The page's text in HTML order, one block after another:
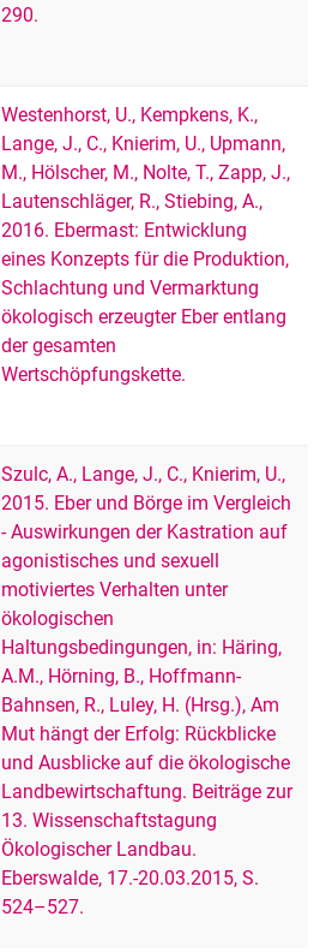
290.
Westenhorst, U., Kempkens, K.,
Lange, J., C., Knierim, U., Upmann,
M., Hölscher, M., Nolte, T., Zapp, J.,
Lautenschläger, R., Stiebing, A.,
2016. Ebermast: Entwicklung
eines Konzepts für die Produktion,
Schlachtung und Vermarktung
ökologisch erzeugter Eber entlang
der gesamten
Wertschöpfungskette.
Szulc, A., Lange, J., C., Knierim, U.,
2015. Eber und Börge im Vergleich
- Auswirkungen der Kastration auf
agonistisches und sexuell
motiviertes Verhalten unter
ökologischen
Haltungsbedingungen, in: Häring,
A.M., Hörning, B., Hoffmann-
Bahnsen, R., Luley, H. (Hrsg.), Am
Mut hängt der Erfolg: Rückblicke
und Ausblicke auf die ökologische
Landbewirtschaftung. Beiträge zur
13. Wissenschaftstagung
Ökologischer Landbau.
Eberswalde, 17.-20.03.2015, S.
524–527.